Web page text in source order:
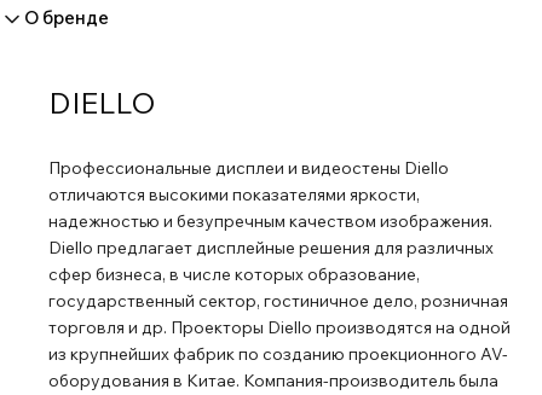
зарядка/двунаправленный одновременный дисплей и
рукописного ввода; Различная толщина и цвет текста;
40 точек касания, 20 точек письма; Оперативная память:
ChromeOS, MacOS, Windows, Linux; Android 14.
О бренде
DIELLO
Профессиональные дисплеи и видеостены Diello
отличаются высокими показателями яркости,
надежностью и безупречным качеством изображения.
Diello предлагает дисплейные решения для различных
сфер бизнеса, в числе которых образование,
государственный сектор, гостиничное дело, розничная
торговля и др. Проекторы Diello производятся на одной
из крупнейших фабрик по созданию проекционного AV-
оборудования в Китае. Компания-производитель была